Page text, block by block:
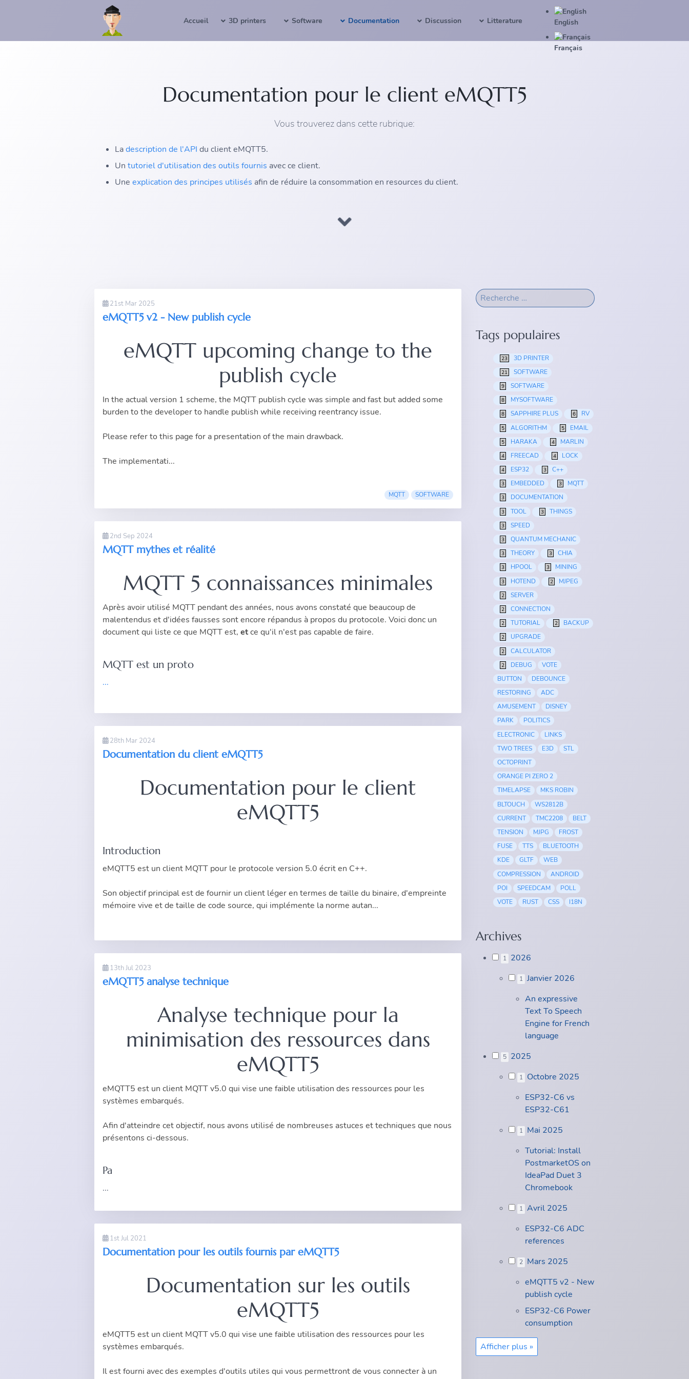
Accueil 3D printers Software Documentation Discussion Litterature English
Français
Documentation pour le client eMQTT5
Vous trouverez dans cette rubrique:
Ladescription de l'API du client eMQTT5.
Un tutoriel d'utilisation des outils fournis avec ce client.
Une explication des principes utilisés afin de réduire la consommation en resources du client.
21st Mar 2025
eMQTT5 v2 - New publish cycle
eMQTT upcoming change to the
publish cycle
In the actual version 1 scheme, the MQTT publish cycle was simple and fast but added some
burden to the developer to handle publish while receiving reentrancy issue.
Please refer to this page for a presentation of the main drawback.
The implementati...
MQTT SOFTWARE
2nd Sep 2024
MQTT mythes et réalité
MQTT 5 connaissances minimales
Après avoir utilisé MQTT pendant des années, nous avons constaté que beaucoup de
malentendus et d'idées fausses sont encore répandus à propos du protocole. Voici donc un
document qui liste ce que MQTT est, etce qu'il n'est pas capable de faire.
MQTT est un proto
...
28th Mar 2024
Documentation du client eMQTT5
Documentation pour le client
eMQTT5
Introduction
eMQTT5 est un client MQTT pour le protocole version 5.0 écrit en C++.
Son objectif principal est de fournir un client léger en termes de taille du binaire, d'empreinte
mémoire vive et de taille de code source, qui implémente la norme autan...
13th Jul 2023
eMQTT5 analyse technique
Analyse technique pour la
minimisation des ressources dans
eMQTT5
eMQTT5 est un client MQTT v5.0 qui vise une faible utilisation des ressources pour les
systèmes embarqués.
Afin d'atteindre cet objectif, nous avons utilisé de nombreuses astuces et techniques que nous
présentons ci-dessous.
Pa
...
1st Jul 2021
Documentation pour les outils fournis par eMQTT5
Documentation sur les outils
eMQTT5
eMQTT5 est un client MQTT v5.0 qui vise une faible utilisation des ressources pour les
systèmes embarqués.
Il est fourni avec des exemples d'outils utiles qui vous permettront de vous connecter à un
Tags populaires
23 3D PRINTER
21 SOFTWARE
9 SOFTWARE
8 MYSOFTWARE
8 SAPPHIRE PLUS 6 RV
5 ALGORITHM 5 EMAIL
5 HARAKA 4 MARLIN
4 FREECAD 4 LOCK
4 ESP32 3 C++
3 EMBEDDED 3 MQTT
3 DOCUMENTATION
3 TOOL 3 THINGS
3 SPEED
3 QUANTUM MECHANIC
3 THEORY 3 CHIA
3 HPOOL 3 MINING
3 HOTEND 2 MJPEG
2 SERVER
2 CONNECTION
2 TUTORIAL 2 BACKUP
2 UPGRADE
2 CALCULATOR
2 DEBUG
VOTE
BUTTON
DEBOUNCE
RESTORING
ADC
AMUSEMENT
DISNEY
PARK
POLITICS
ELECTRONIC
LINKS
TWO TREES
E3D
STL
OCTOPRINT
ORANGE PI ZERO 2
TIMELAPSE
MKS ROBIN
BLTOUCH
WS2812B
CURRENT
TMC2208
BELT
TENSION
MJPG
FROST
FUSE
TTS
BLUETOOTH
KDE
GLTF
WEB
COMPRESSION
ANDROID
POI
SPEEDCAM
POLL
VOTE
RUST CSS I18N
Archives
1 2026
1 Janvier 2026
An expressive
Text To Speech
Engine for French
language
5 2025
1
Octobre 2025
ESP32-C6 vs
ESP32-C61
1
Mai 2025
Tutorial: Install
PostmarketOS on
IdeaPad Duet 3
Chromebook
1 Avril 2025
ESP32-C6 ADC
references
2 Mars 2025
eMQTT5 v2 - New
publish cycle
ESP32-C6 Power
consumption
Afficher plus »